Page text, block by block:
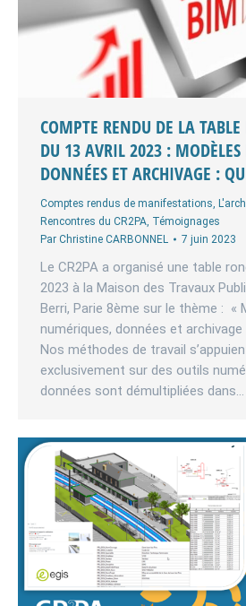
COMPTE RENDU DE LA
DU 13 AVRIL 2023 :
DONNÉES ET ARCHIVAGE :
Comptes rendus de manifestations,
Rencontres du CR2PA, Témoignages
Par Christine CARBONNEL 7 juin 2023
Le CR2PA a organisé une table
2023 à la Maison des Travaux
Berri, Parie 8ème sur le thème : «
numériques, données et archivage
Nos méthodes de travail
exclusivement sur des outils
données sont démultipliées dans…